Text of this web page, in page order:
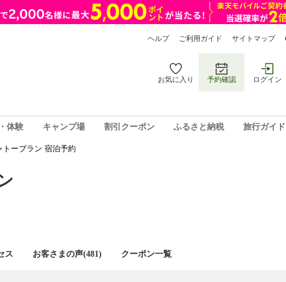
ヘルプ ご利用ガイド サイトマップ
お気に入り 予約確認 ログイン
体験 キャンプ場 割引クーポン ふるさと納税 旅行ガイド
トーブラン 宿泊予約
ス お客さまの声(481) クーポン一覧